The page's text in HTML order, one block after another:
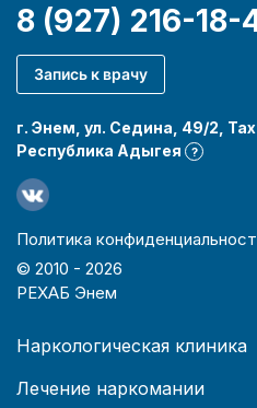
8 (927) 216-18-
Запись к врачу
г. Энем, ул. Седина, 49/2,
Республика Адыгея
?
Политика
© 2010 - 2026
РЕХАБ Энем
Наркологическая клиника
Лечение наркомании